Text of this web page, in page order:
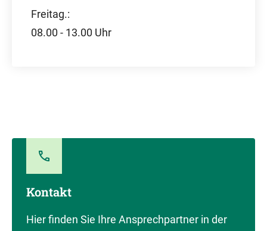
Freitag.:
08.00 - 13.00 Uhr
Kontakt
Hier finden Sie Ihre Ansprechpartner in der